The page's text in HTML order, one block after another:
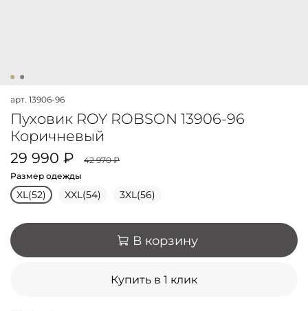
арт. 13906-96
Пуховик ROY ROBSON 13906-96
Коричневый
29 990 ₽
42 970 ₽
Размер одежды
XL(52) XXL(54) 3XL(56)
В корзину
Купить в 1 клик